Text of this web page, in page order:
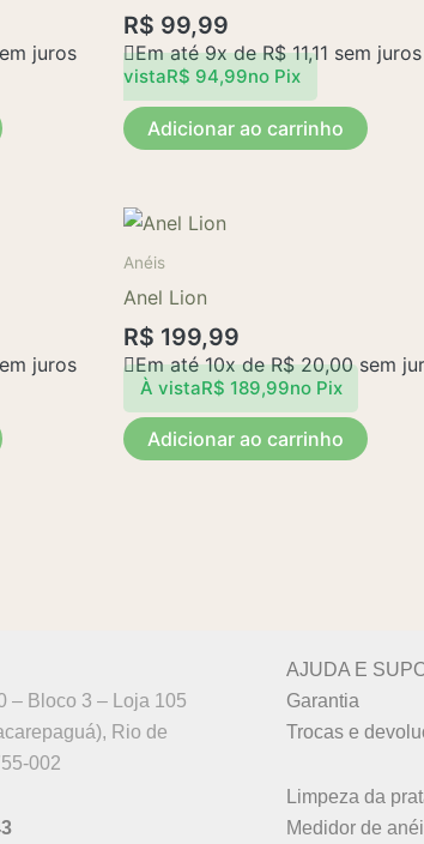
juros
R$ 99,99
Em até 9x deR$11,11 sem juros
vistaR$ 94,99no Pix
Adicionar ao carrinho
juros
Anéis
Anel Lion
R$ 199,99
Em até 10x deR$20,00sem
À vistaR$ 189,99no Pix
Adicionar ao carrinho
– Bloco 3 – Loja 105
Rio de
002
AJUDA E
Garantia
Trocas e
Limpeza da
Medidor de